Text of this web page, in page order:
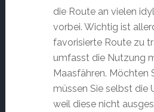
die Route an vielen
vorbei. Wichtig ist
favorisierte Route zu
umfasst die Nutzung
Maasfähren. Möchten
müssen Sie selbst die
weil diese nicht